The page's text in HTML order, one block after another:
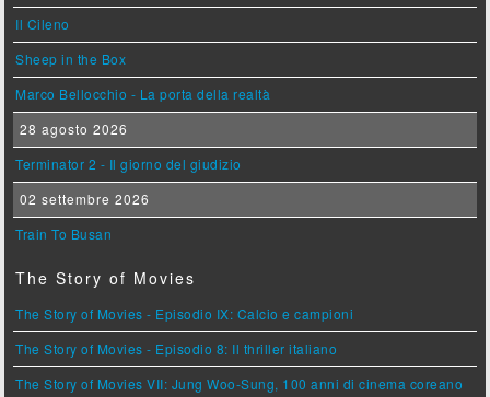
Il Cileno
Sheep in the Box
Marco Bellocchio - La porta della realtà
28 agosto 2026
Terminator 2 - Il giorno del giudizio
02 settembre 2026
Train To Busan
The Story of Movies
The Story of Movies - Episodio IX: Calcio e campioni
The Story of Movies - Episodio 8: Il thriller italiano
The Story of Movies VII: Jung Woo-Sung, 100 anni di cinema coreano